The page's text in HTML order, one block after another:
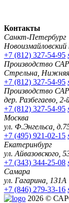
Контакты
Санкт-Петербург
Новоизмайловский
+7 (812) 327-54-95
Производство
Стрельна,
+7 (812) 327-54-95
Производство
дер. Разбегаево,
+7 (812) 327-54-95
Москва
ул. Ф.Энгельса,
+7 (495) 921-02-15
Екатеринбург
ул. Айвазовского,
+7 (343) 344-25-08
Самара
ул. Гагарина, 131А
+7 (846) 279-33-16
2026 ©